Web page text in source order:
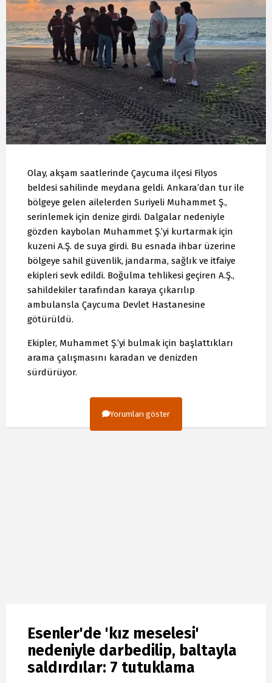
Olay, akşam saatlerinde Çaycuma ilçesi Filyos
beldesi sahilinde meydana geldi. Ankara’dan tur ile
bölgeye gelen ailelerden Suriyeli Muhammet Ş.,
serinlemek için denize girdi. Dalgalar nedeniyle
gözden kaybolan Muhammet Ş.’yi kurtarmak için
kuzeni A.Ş. de suya girdi. Bu esnada ihbar üzerine
bölgeye sahil güvenlik, jandarma, sağlık ve itfaiye
ekipleri sevk edildi. Boğulma tehlikesi geçiren A.Ş.,
sahildekiler tarafından karaya çıkarılıp
ambulansla Çaycuma Devlet Hastanesine
götürüldü.
Ekipler, Muhammet Ş.’yi bulmak için başlattıkları
arama çalışmasını karadan ve denizden
sürdürüyor.
Yorumları göster
Esenler'de 'kız meselesi'
nedeniyle darbedilip, baltayla
saldırdılar: 7 tutuklama